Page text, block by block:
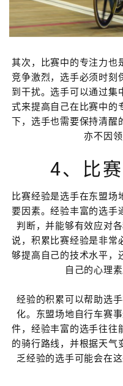
其次，比赛中的专注力也
竞争激烈，选手必须时刻
到干扰。选手可以通过集
式来提高自己在比赛中的
下，选手也需要保持清醒
亦不因
4、比
比赛经验是选手在东盟场
要因素。经验丰富的选手
判断，并能够有效应对
说，积累比赛经验是非常
够提高自己的技术水平，
自己的心理
经验的积累可以帮助选
化。东盟场地自行车赛
件，经验丰富的选手往往
的骑行路线，并根据天气
乏经验的选手可能会在